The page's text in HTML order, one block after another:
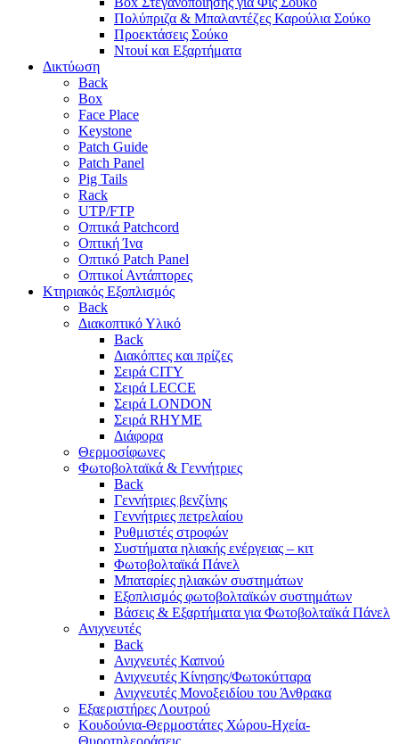
Πολύπριζα & Μπαλαντέζες Καρούλια Σούκο
Προεκτάσεις Σούκο
Ντουί και Εξαρτήματα
Δικτύωση
Back
Box
Face Place
Keystone
Patch Guide
Patch Panel
Pig Tails
Rack
UTP/FTP
Οπτικά Patchcord
Οπτική Ίνα
Οπτικό Patch Panel
Οπτικοί Αντάπτορες
Κτηριακός Εξοπλισμός
Back
Διακοπτικό Υλικό
Back
Διακόπτες και πρίζες
Σειρά CITY
Σειρά LECCE
Σειρά LONDON
Σειρά RHYME
Διάφορα
Θερμοσίφωνες
Φωτοβολταϊκά & Γεννήτριες
Back
Γεννήτριες βενζίνης
Γεννήτριες πετρελαίου
Ρυθμιστές στροφών
Συστήματα ηλιακής ενέργειας – κιτ
Φωτοβολταϊκά Πάνελ
Μπαταρίες ηλιακών συστημάτων
Εξοπλισμός φωτοβολταϊκών συστημάτων
Βάσεις & Εξαρτήματα για Φωτοβολταϊκά Πάνελ
Ανιχνευτές
Back
Ανιχνευτές Καπνού
Ανιχνευτές Κίνησης/Φωτοκύτταρα
Ανιχνευτές Μονοξειδίου του Άνθρακα
Εξαεριστήρες Λουτρού
Κουδούνια-Θερμοστάτες Χώρου-Ηχεία-
Θυροτηλεοράσεις